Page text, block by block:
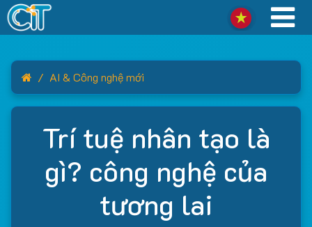
HomeAI & Công nghệ mới
Trí tuệ nhân tạo là
gì? công nghệ của
tương lai